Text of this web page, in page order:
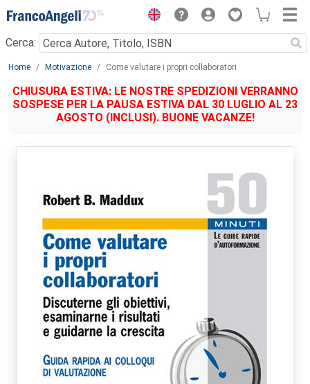
Menu
Cerca:
Main content
Home Motivazione Come valutare i propri collaboratori
CHIUSURA ESTIVA: LE NOSTRE SPEDIZIONI VERRANNO
SOSPESE PER LA PAUSA ESTIVA DAL 30 LUGLIO AL 23
AGOSTO (INCLUSI). BUONE VACANZE!